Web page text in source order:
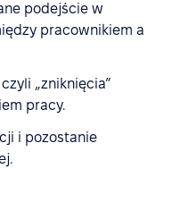
podejście w
pracownikiem a
czyli „zniknięcia”
pracy.
i pozostanie